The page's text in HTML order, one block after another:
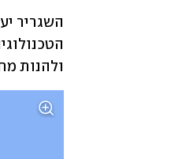
ולהנות